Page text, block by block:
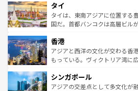
リティに包まれながら、韓国の
わってみてほしい。
覧を参照してほしい。
急速な発展と共に伝統が息づく
ーチミン市のフランス統治時代
醸し出している。また、バラエ
とつ。フォーやバインミー、ベ
ひ現地で味わいたい。どの地域
が旅行者を迎えてくれるので、
参照してほしい。
タイ
タイは、東南アジアに位置する
国だ。首都バンコクは高層ビル
の活気が交差している。北部で
帯で自然と触れ合い、南部では
いビーチでリゾート気分を楽し
激する。気候は一年中温暖で、
が待っている。親しみやすいタ
香港
アジアと西洋の文化が交わる香
もっている。ヴィクトリア湾に
み、どこを訪れても感動するは
ており、効率よく見どころを回
シンガポール
アジアの交差点として多文化が